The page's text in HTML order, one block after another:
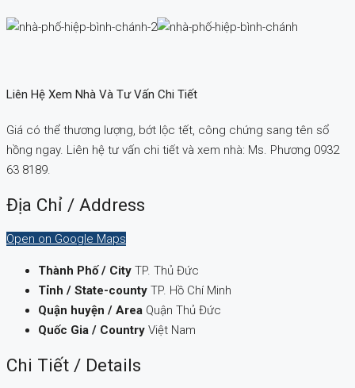
Liên Hệ Xem Nhà Và Tư Vấn Chi Tiết
Giá có thể thương lượng, bớt lộc tết, công chứng sang tên sổ
hồng ngay. Liên hệ tư vấn chi tiết và xem nhà: Ms. Phương 0932
63 8189.
Địa Chỉ / Address
Open on Google Maps
Thành Phố / City TP. Thủ Đức
Tỉnh / State-county TP. Hồ Chí Minh
Quận huyện / Area Quận Thủ Đức
Quốc Gia / Country Việt Nam
Chi Tiết / Details